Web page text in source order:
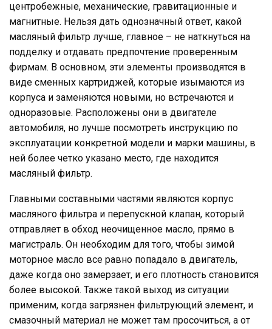
центробежные, механические, гравитационные и
магнитные. Нельзя дать однозначный ответ, какой
масляный фильтр лучше, главное – не наткнуться на
подделку и отдавать предпочтение проверенным
фирмам. В основном, эти элементы производятся в
виде сменных картриджей, которые изымаются из
корпуса и заменяются новыми, но встречаются и
одноразовые. Расположены они в двигателе
автомобиля, но лучше посмотреть инструкцию по
эксплуатации конкретной модели и марки машины, в
ней более четко указано место, где находится
масляный фильтр.
Главными составными частями являются корпус
масляного фильтра и перепускной клапан, который
отправляет в обход неочищенное масло, прямо в
магистраль. Он необходим для того, чтобы зимой
моторное масло все равно попадало в двигатель,
даже когда оно замерзает, и его плотность становится
более высокой. Также такой выход из ситуации
применим, когда загрязнен фильтрующий элемент, и
смазочный материал не может там просочиться, а от